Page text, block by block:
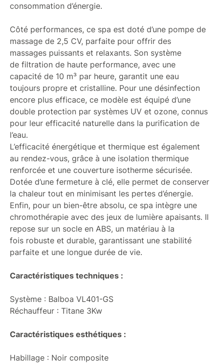
consommation d’énergie.
Côté performances, ce spa est doté d’une pompe de
massage de 2,5 CV, parfaite pour offrir des
massages puissants et relaxants. Son système
de filtration de haute performance, avec une
capacité de 10 m³ par heure, garantit une eau
toujours propre et cristalline. Pour une désinfection
encore plus efficace, ce modèle est équipé d’une
double protection par systèmes UV et ozone, connus
pour leur efficacité naturelle dans la purification de
l’eau.
L’efficacité énergétique et thermique est également
au rendez-vous, grâce à une isolation thermique
renforcée et une couverture isotherme sécurisée.
Dotée d’une fermeture à clé, elle permet de conserver
la chaleur tout en minimisant les pertes d’énergie.
Enfin, pour un bien-être absolu, ce spa intègre une
chromothérapie avec des jeux de lumière apaisants. Il
repose sur un socle en ABS, un matériau à la
fois robuste et durable, garantissant une stabilité
parfaite et une longue durée de vie.
Caractéristiques techniques :
Système : Balboa VL401-GS
Réchauffeur : Titane 3Kw
Caractéristiques esthétiques :
Habillage : Noir composite